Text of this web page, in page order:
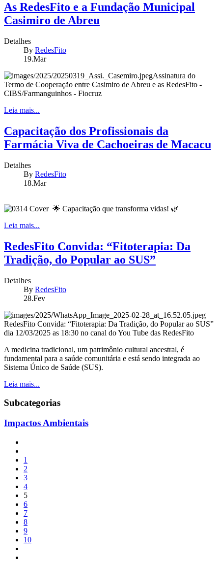
As RedesFito e a Fundação Municipal
Casimiro de Abreu
Detalhes
By RedesFito
19.Mar
Assinatura do
Termo de Cooperação entre Casimiro de Abreu e as RedesFito -
CIBS/Farmanguinhos - Fiocruz
Leia mais...
Capacitação dos Profissionais da
Farmácia Viva de Cachoeiras de Macacu
Detalhes
By RedesFito
18.Mar
🌟 Capacitação que transforma vidas! 🌿
Leia mais...
RedesFito Convida: “Fitoterapia: Da
Tradição, do Popular ao SUS”
Detalhes
By RedesFito
28.Fev
RedesFito Convida: “Fitoterapia: Da Tradição, do Popular ao SUS”
dia 12/03/2025 as 18:30 no canal do You Tube das RedesFito
A medicina tradicional, um patrimônio cultural ancestral, é
fundamental para a saúde comunitária e está sendo integrada ao
Sistema Único de Saúde (SUS).
Leia mais...
Subcategorias
Impactos Ambientais
1
2
3
4
5
6
7
8
9
10